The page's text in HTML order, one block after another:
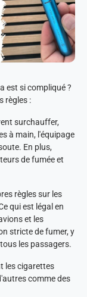
est si compliqué ?
règles :
surchauffer,
à main, l'équipage
En plus,
de fumée et
règles sur les
qui est légal en
et les
stricte de fumer, y
les passagers.
les cigarettes
comme des